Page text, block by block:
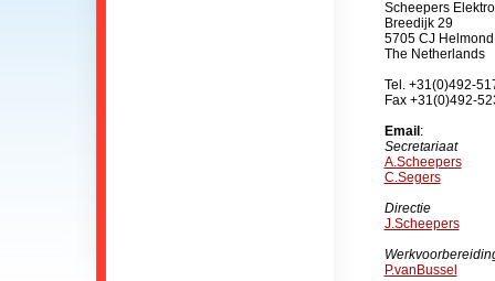
Scheepers
Breedijk 29
5705 CJ Helmond
The Netherlands
Tel. +31(0)492-
Fax +31(0)492-
Email :
Secretariaat
A.Scheepers
C.Segers
Directie
J.Scheepers
P.vanBussel